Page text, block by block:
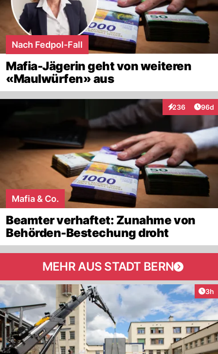
Nach Fedpol-Fall
Mafia-Jägerin geht von weiteren
«Maulwürfen» aus
236
Interaktionen
96d
Mafia & Co.
Beamter verhaftet: Zunahme von
Behörden-Bestechung droht
MEHR AUS STADT BERN
3h